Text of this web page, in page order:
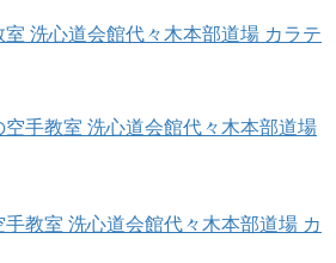
洗心道会館代々木本部道場 カラテ
手教室 洗心道会館代々木本部道場
教室 洗心道会館代々木本部道場 カ